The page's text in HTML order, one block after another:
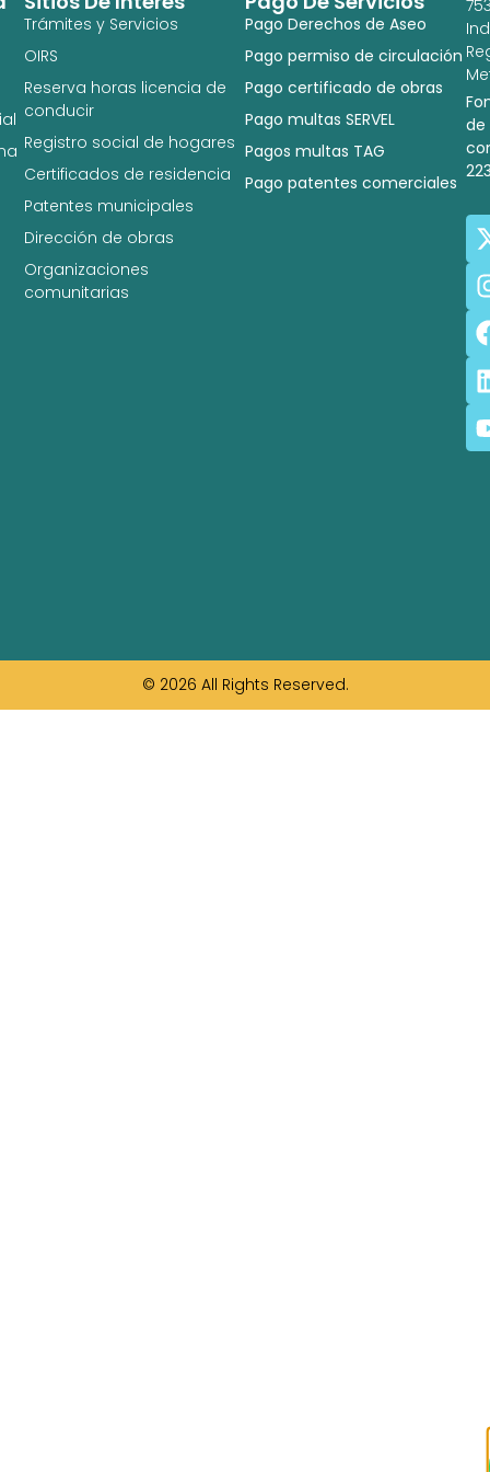
Pago Derechos de Aseo
Pago permiso de circulación
Pago certificado de obras
Pago multas SERVEL
Pagos multas TAG
Pago patentes comerciales
Trámites y Servicios
OIRS
Reserva horas licencia de
conducir
Registro social de hogares
Certificados de residencia
Patentes municipales
Dirección de obras
Organizaciones
comunitarias
de
© 2026 All Rights Reserved.